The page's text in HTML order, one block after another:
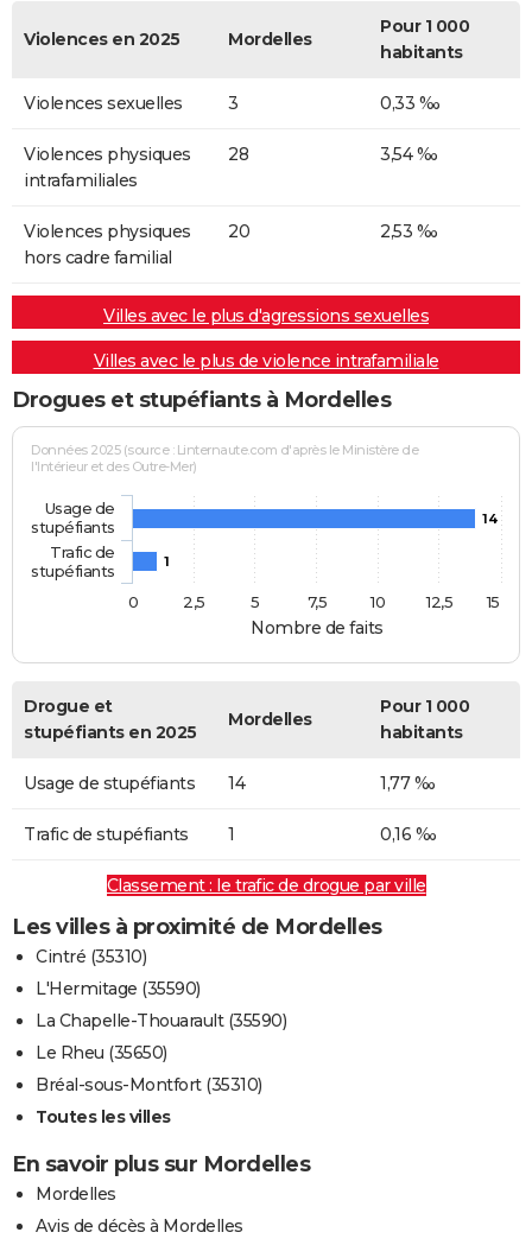
Violences en 2025 Mordelles
Pour 1 000
habitants
Violences sexuelles 3 0,33 ‰
Violences physiques
intrafamiliales
28 3,54 ‰
Violences physiques
hors cadre familial
20 2,53 ‰
Villes avec le plus d'agressions sexuelles
Villes avec le plus de violence intrafamiliale
Drogues et stupéfiants à Mordelles
Nombre de faits
Données 2025 (source : Linternaute.com d'après le Ministère de
l'Intérieur et des Outre-Mer)
14
1
Usage de
stupéfiants
Trafic de
stupéfiants
0
2,5 5 7,5 10 12,5 15
Drogue et
stupéfiants en 2025
Mordelles
Pour 1 000
habitants
Usage de stupéfiants 14 1,77 ‰
Trafic de stupéfiants 1 0,16 ‰
Classement : le trafic de drogue par ville
Les villes à proximité de Mordelles
Cintré (35310)
L'Hermitage (35590)
La Chapelle-Thouarault (35590)
Le Rheu (35650)
Bréal-sous-Montfort (35310)
Toutes les villes
En savoir plus sur Mordelles
Mordelles
Avis de décès à Mordelles